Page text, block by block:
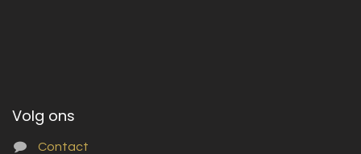
Volg ons
Contact